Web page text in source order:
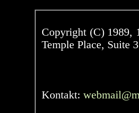
Copyright (C) 1989,
Temple Place, Suite
Kontakt: